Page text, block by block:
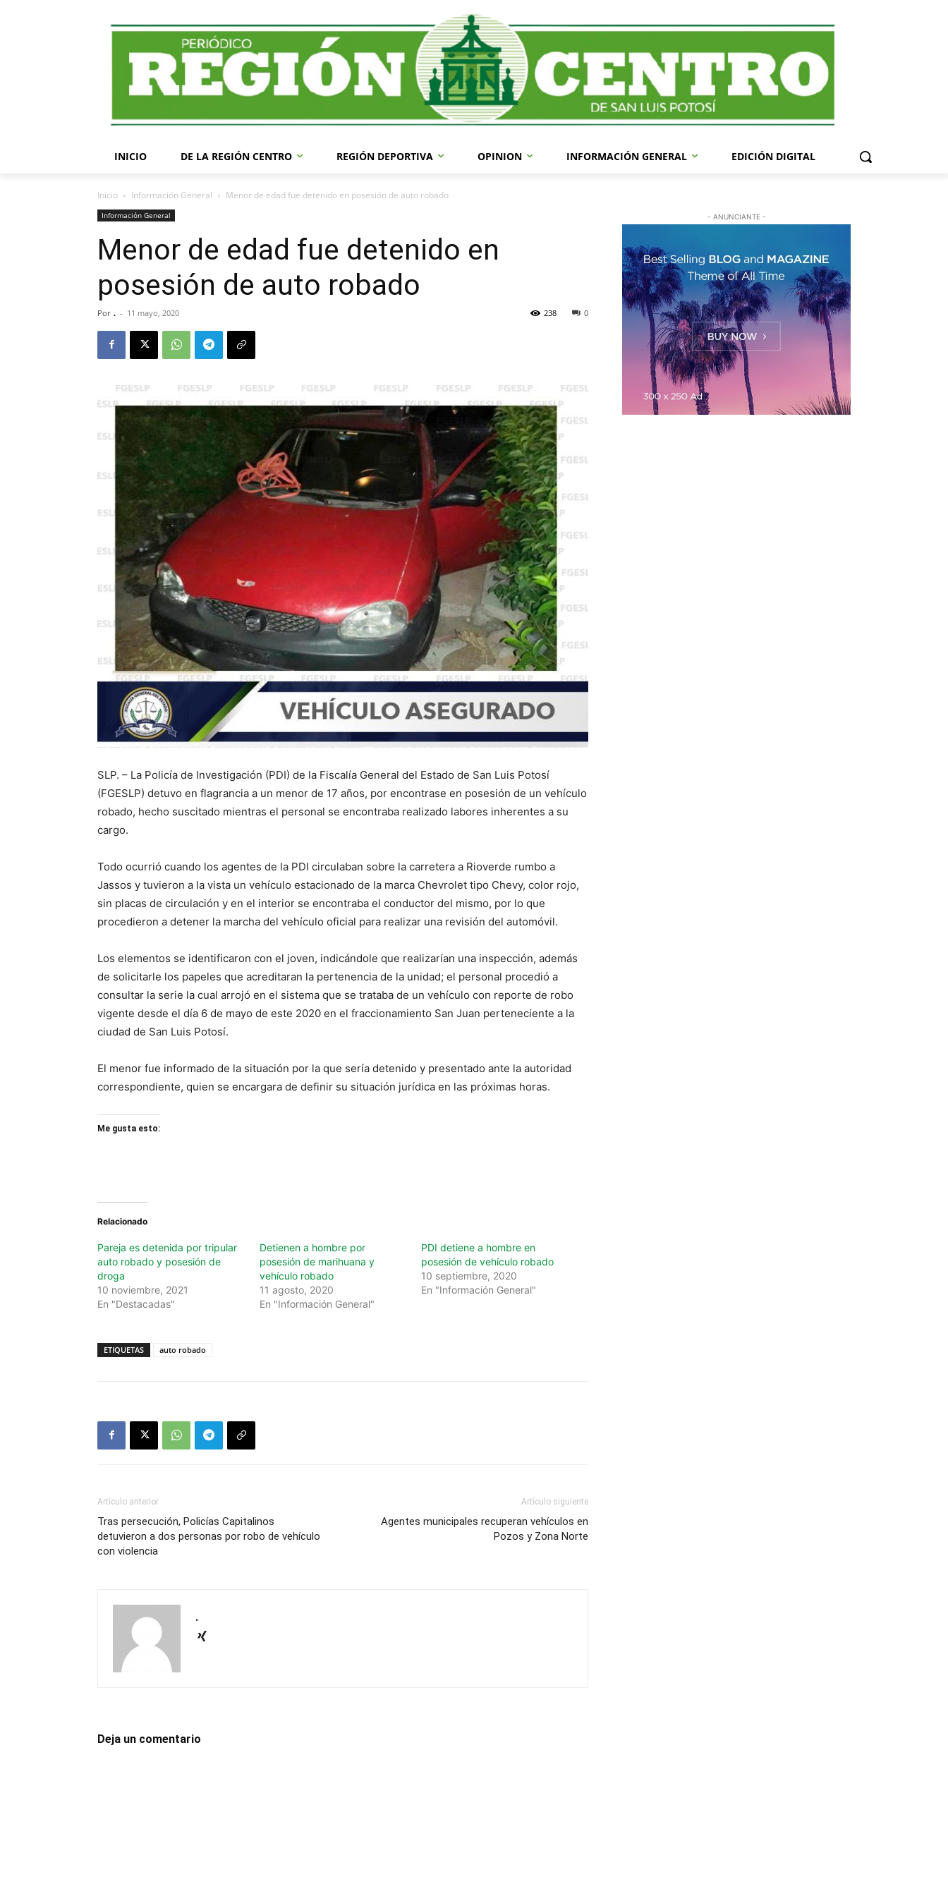
INICIO DE LA REGIÓN CENTRO REGIÓN DEPORTIVA OPINION INFORMACIÓN GENERAL EDICIÓN DIGITAL
Inicio Información General Menor de edad fue detenido en posesión de auto robado
Información General
Menor de edad fue detenido en
posesión de auto robado
Por . - 11 mayo, 2020 0
238
SLP. – La Policía de Investigación (PDI) de la Fiscalía General del Estado de San Luis Potosí
(FGESLP) detuvo en flagrancia a un menor de 17 años, por encontrase en posesión de un vehículo
robado, hecho suscitado mientras el personal se encontraba realizado labores inherentes a su
cargo.
Todo ocurrió cuando los agentes de la PDI circulaban sobre la carretera a Rioverde rumbo a
Jassos y tuvieron a la vista un vehículo estacionado de la marca Chevrolet tipo Chevy, color rojo,
sin placas de circulación y en el interior se encontraba el conductor del mismo, por lo que
procedieron a detener la marcha del vehículo oficial para realizar una revisión del automóvil.
Los elementos se identificaron con el joven, indicándole que realizarían una inspección, además
de solicitarle los papeles que acreditaran la pertenencia de la unidad; el personal procedió a
consultar la serie la cual arrojó en el sistema que se trataba de un vehículo con reporte de robo
vigente desde el día 6 de mayo de este 2020 en el fraccionamiento San Juan perteneciente a la
ciudad de San Luis Potosí.
El menor fue informado de la situación por la que sería detenido y presentado ante la autoridad
correspondiente, quien se encargara de definir su situación jurídica en las próximas horas.
Me gusta esto:
Relacionado
Pareja es detenida por tripular
auto robado y posesión de
droga
10 noviembre, 2021
En "Destacadas"
Detienen a hombre por
posesión de marihuana y
vehículo robado
11 agosto, 2020
En "Información General"
PDI detiene a hombre en
posesión de vehículo robado
10 septiembre, 2020
En "Información General"
ETIQUETAS auto robado
Artículo anterior
Tras persecución, Policías Capitalinos
detuvieron a dos personas por robo de vehículo
con violencia
Artículo siguiente
Agentes municipales recuperan vehículos en
Pozos y Zona Norte
.
Deja un comentario
- ANUNCIANTE -